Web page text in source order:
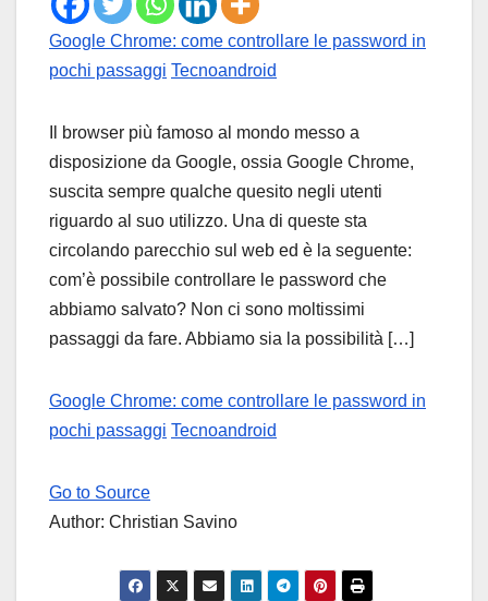
Google Chrome: come controllare le password in
pochi passaggi Tecnoandroid
Il browser più famoso al mondo messo a
disposizione da Google, ossia Google Chrome,
suscita sempre qualche quesito negli utenti
riguardo al suo utilizzo. Una di queste sta
circolando parecchio sul web ed è la seguente:
com’è possibile controllare le password che
abbiamo salvato? Non ci sono moltissimi
passaggi da fare. Abbiamo sia la possibilità […]
Google Chrome: come controllare le password in
pochi passaggi Tecnoandroid
Go to Source
Author: Christian Savino